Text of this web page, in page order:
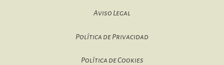
Aviso Legal
Política de Privacidad
Política de Cookies